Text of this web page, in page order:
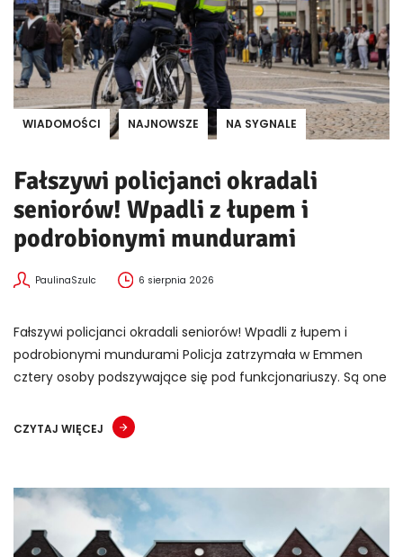
WIADOMOŚCI NAJNOWSZE NA SYGNALE
Fałszywi policjanci okradali
seniorów! Wpadli z łupem i
podrobionymi mundurami
PaulinaSzulc 6 sierpnia 2026
Fałszywi policjanci okradali seniorów! Wpadli z łupem i
podrobionymi mundurami Policja zatrzymała w Emmen
cztery osoby podszywające się pod funkcjonariuszy. Są one
CZYTAJ WIĘCEJ